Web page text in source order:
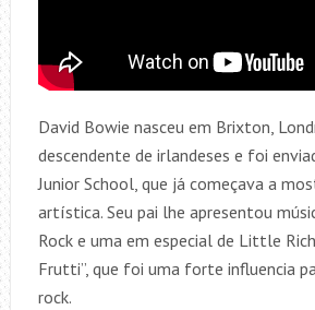
David Bowie nasceu em Brixton,
descendente de irlandeses e foi
Junior School, que já começava a
artística. Seu pai lhe apresentou
Rock e uma em especial de Little
Frutti”, que foi uma forte influencia
rock.